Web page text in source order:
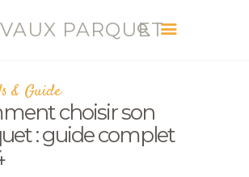
PARQUET
& Guide
choisir son
: guide complet